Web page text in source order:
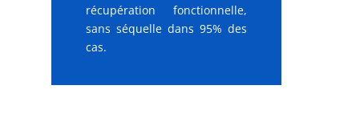
récupération fonctionnelle,
sans séquelle dans 95% des
cas.